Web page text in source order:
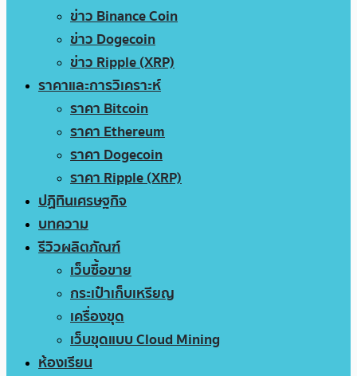
ข่าว Binance Coin
ข่าว Dogecoin
ข่าว Ripple (XRP)
ราคาและการวิเคราะห์
ราคา Bitcoin
ราคา Ethereum
ราคา Dogecoin
ราคา Ripple (XRP)
ปฏิทินเศรษฐกิจ
บทความ
รีวิวผลิตภัณฑ์
เว็บซื้อขาย
กระเป๋าเก็บเหรียญ
เครื่องขุด
เว็บขุดแบบ Cloud Mining
ห้องเรียน